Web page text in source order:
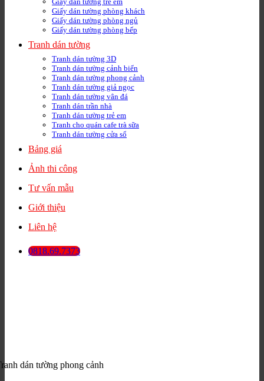
Giấy dán tường phòng khách
Giấy dán tường phòng ngủ
Giấy dán tường phòng bếp
Tranh dán tường
Tranh dán tường 3D
Tranh dán tường cảnh biển
Tranh dán tường phong cảnh
Tranh dán tường giả ngọc
Tranh dán tường vân đá
Tranh dán trần nhà
Tranh dán tường trẻ em
Tranh cho quán cafe trà sữa
Tranh dán tường cửa sổ
Bảng giá
Ảnh thi công
Tư vấn mẫu
Giới thiệu
Liên hệ
0818.69.7373
dán tường phong cảnh